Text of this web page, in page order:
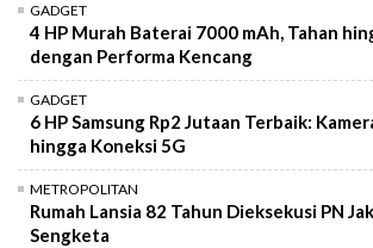
GADGET
4 HP Murah Baterai 7000 mAh, Tahan
dengan Performa Kencang
GADGET
6 HP Samsung Rp2 Jutaan Terbaik:
hingga Koneksi 5G
METROPOLITAN
Rumah Lansia 82 Tahun Dieksekusi PN
Sengketa